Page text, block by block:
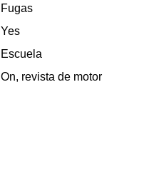
Fugas
Yes
Escuela
On, revista de motor